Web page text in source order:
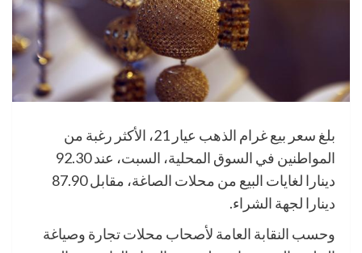
بلغ سعر بيع غرام الذهب عيار 21، الأكثر رغبة من
المواطنين في السوق المحلية، السبت، عند 92.30
دينارا لغايات البيع من محلات الصاغة، مقابل 87.90
دينارا لجهة الشراء.
وحسب النقابة العامة لأصحاب محلات تجارة وصياغة